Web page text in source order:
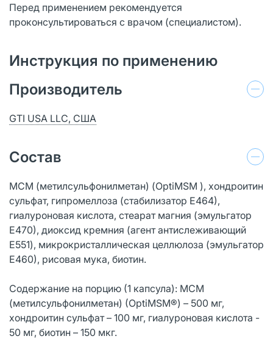
Перед применением рекомендуется
проконсультироваться с врачом (специалистом).
Инструкция по применению
Производитель
GTI USA LLC, США
Состав
МСМ (метилсульфонилметан) (OptiMSM ), хондроитин
сульфат, гипромеллоза (стабилизатор Е464),
гиалуроновая кислота, стеарат магния (эмульгатор
Е470), диоксид кремния (агент антислеживающий
E551), микрокристаллическая целлюлоза (эмульгатор
Е460), рисовая мука, биотин.
Содержание на порцию (1 капсула): MCM
(метилсульфонилметан) (OptiMSM®) – 500 мг,
хондроитин сульфат – 100 мг, гиалуроновая кислота -
50 мг, биотин – 150 мкг.